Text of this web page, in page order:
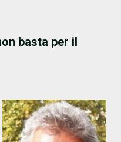
basta per il